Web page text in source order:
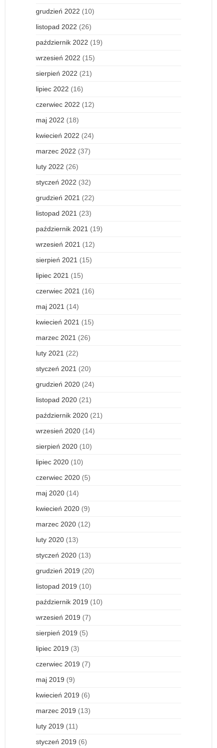
grudzień 2022 (10)
listopad 2022 (26)
październik 2022 (19)
wrzesień 2022 (15)
sierpień 2022 (21)
lipiec 2022 (16)
czerwiec 2022 (12)
maj 2022 (18)
kwiecień 2022 (24)
marzec 2022 (37)
luty 2022 (26)
styczeń 2022 (32)
grudzień 2021 (22)
listopad 2021 (23)
październik 2021 (19)
wrzesień 2021 (12)
sierpień 2021 (15)
lipiec 2021 (15)
czerwiec 2021 (16)
maj 2021 (14)
kwiecień 2021 (15)
marzec 2021 (26)
luty 2021 (22)
styczeń 2021 (20)
grudzień 2020 (24)
listopad 2020 (21)
październik 2020 (21)
wrzesień 2020 (14)
sierpień 2020 (10)
lipiec 2020 (10)
czerwiec 2020 (5)
maj 2020 (14)
kwiecień 2020 (9)
marzec 2020 (12)
luty 2020 (13)
styczeń 2020 (13)
grudzień 2019 (20)
listopad 2019 (10)
październik 2019 (10)
wrzesień 2019 (7)
sierpień 2019 (5)
lipiec 2019 (3)
czerwiec 2019 (7)
maj 2019 (9)
kwiecień 2019 (6)
marzec 2019 (13)
luty 2019 (11)
styczeń 2019 (6)